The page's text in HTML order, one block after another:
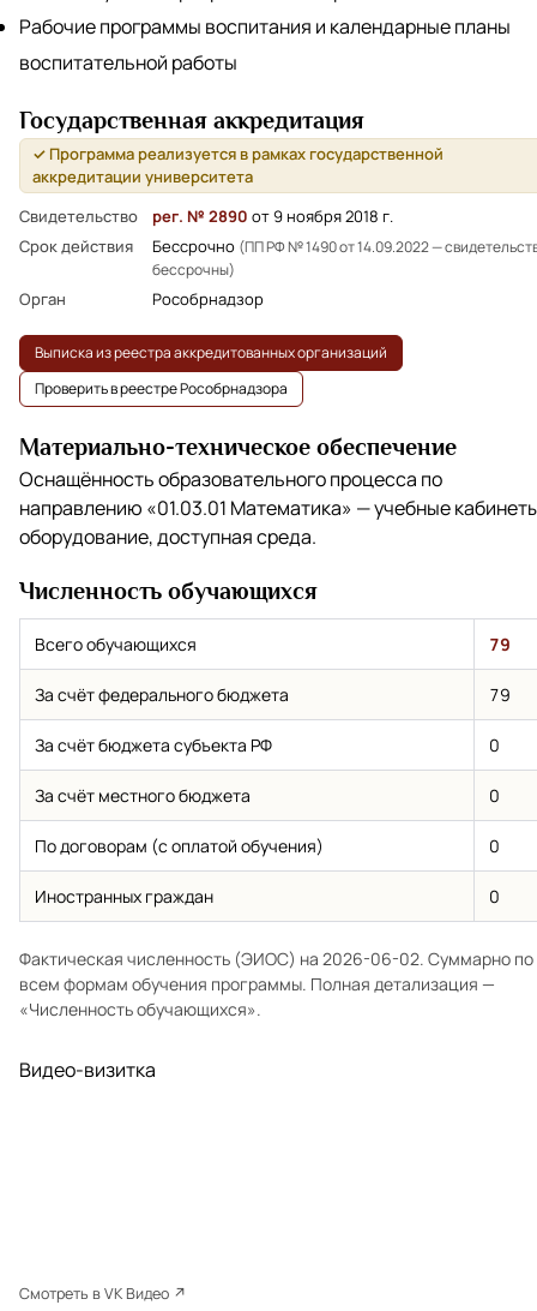
Рабочие программы воспитания и календарные планы
воспитательной работы
Государственная аккредитация
✓ Программа реализуется в рамках государственной
аккредитации университета
Свидетельство
рег. № 2890 от 9 ноября 2018 г.
Срок действия
Бессрочно (ПП РФ № 1490 от 14.09.2022 —
бессрочны)
Орган Рособрнадзор
Выписка из реестра аккредитованных организаций
Проверить в реестре Рособрнадзора
Материально-техническое обеспечение
Оснащённость образовательного процесса по
направлению «01.03.01 Математика» — учебные
оборудование, доступная среда.
Численность обучающихся
Всего обучающихся 79
За счёт федерального бюджета 79
За счёт бюджета субъекта РФ 0
За счёт местного бюджета 0
По договорам (с оплатой обучения) 0
Иностранных граждан 0
Фактическая численность (ЭИОС) на 2026-06-02. Суммарно по
всем формам обучения программы. Полная детализация —
«Численность обучающихся».
Видео-визитка
Смотреть в VK Видео ↗